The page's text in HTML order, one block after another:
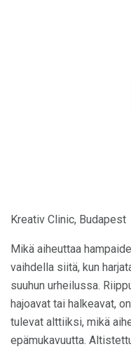
Kreativ Clinic, Budapest
Mikä aiheuttaa
vaihdella siitä, kun
suuhun urheilussa.
hajoavat tai halkeavat,
tulevat alttiiksi, mikä
epämukavuutta.